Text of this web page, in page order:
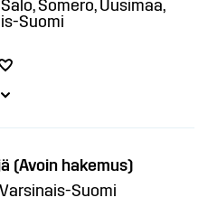
Somero, Uusimaa,
Suomi
(Avoin hakemus)
Suomi